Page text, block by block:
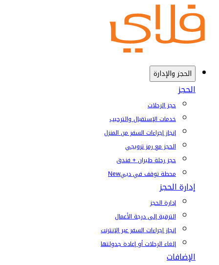
الحجز والإدارة
الحجز
حجز الرحلات
خدمات الإستقبال والترحيب
إنجاز إجراءات السفر من المنزل
الحجز مع رمز ترويجي
حجز رحلة طيران + فندق
محطة توقف في دبيNew
إدارة الحجز
إدارة الحجز
الترقية إلى درجة الأعمال
إنجاز إجراءات السفر عبر الإنترنت
إلغاء الرحلات أو إعادة جدولتها
الإضافات